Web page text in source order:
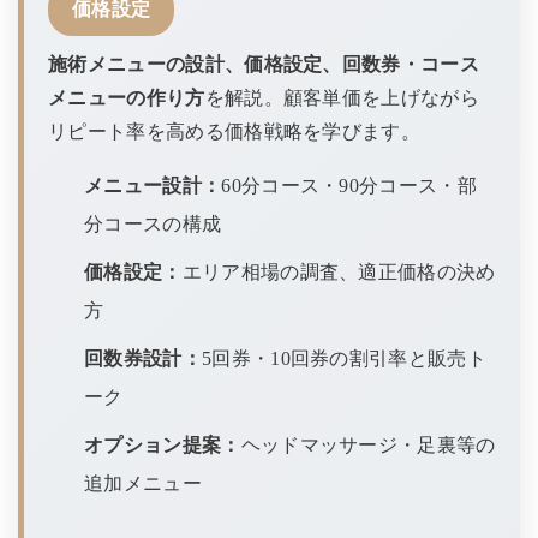
価格設定
施術メニューの設計、価格設定、回数券・コース
メニューの作り方を解説。顧客単価を上げながら
リピート率を高める価格戦略を学びます。
メニュー設計：60分コース・90分コース・部
分コースの構成
価格設定： エリア相場の調査、適正価格の決め
方
回数券設計： 5回券・10回券の割引率と販売ト
ーク
オプション提案： ヘッドマッサージ・足裏等の
追加メニュー